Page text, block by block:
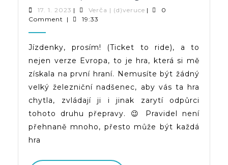
Prosím!
To
Ride)
–
Evropa
17. 1. 2023 17.
1.
| Verča | (d)veruceVerča
|
0
Comment
| 19:33
Jízdenky, prosím! (Ticket to ride), a to
nejen verze Evropa, to je hra, která si mě
získala na první hraní. Nemusíte být žádný
velký železniční nadšenec, aby vás ta hra
chytla, zvládají ji i jinak zarytí odpůrci
tohoto druhu přepravy. 😉 Pravidel není
přehnaně mnoho, přesto může být každá
hra